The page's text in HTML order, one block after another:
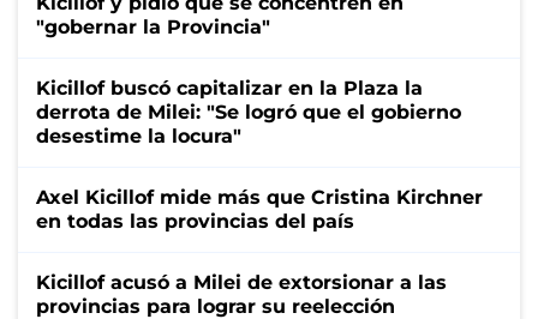
"gobernar la Provincia"
Kicillof buscó capitalizar en la Plaza la
derrota de Milei: "Se logró que el gobierno
desestime la locura"
Axel Kicillof mide más que Cristina Kirchner
en todas las provincias del país
Kicillof acusó a Milei de extorsionar a las
provincias para lograr su reelección